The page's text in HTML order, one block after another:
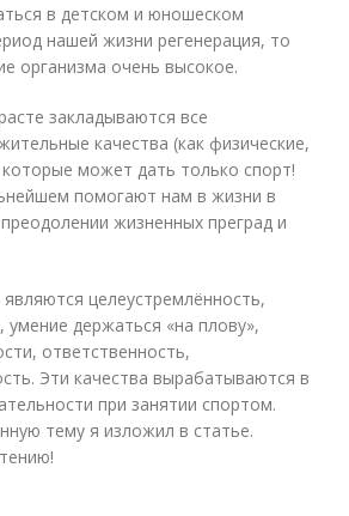
в детском и юношеском
нашей жизни регенерация, то
организма очень высокое.
закладываются все
качества (как физические,
которые может дать только спорт!
помогают нам в жизни в
жизненных преград и
целеустремлённость,
умение держаться «на плову»,
ответственность,
Эти качества вырабатываются в
при занятии спортом.
тему я изложил в статье.